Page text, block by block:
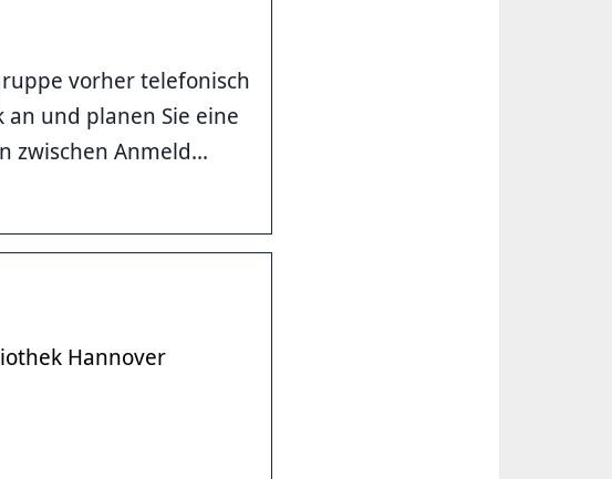
vorher telefonisch
und planen Sie eine
zwischen Anmeld...
Hannover